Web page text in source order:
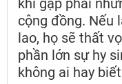
cộng đồng. Nếu
lao, họ sẽ thất
phần lớn sự hy
không ai hay